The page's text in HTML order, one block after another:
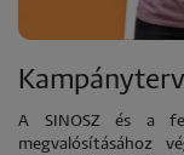
A SINOSZ és a
megvalósításához